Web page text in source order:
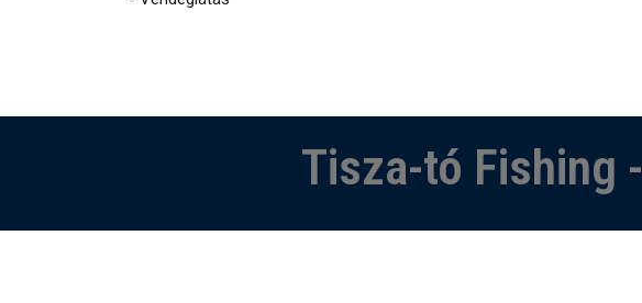
Tisza-tó Fishing -